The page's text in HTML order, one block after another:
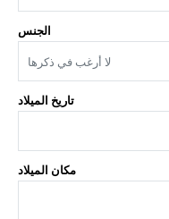
الجنس
لا أرغب في ذكرها
تاريخ الميلاد
مكان الميلاد